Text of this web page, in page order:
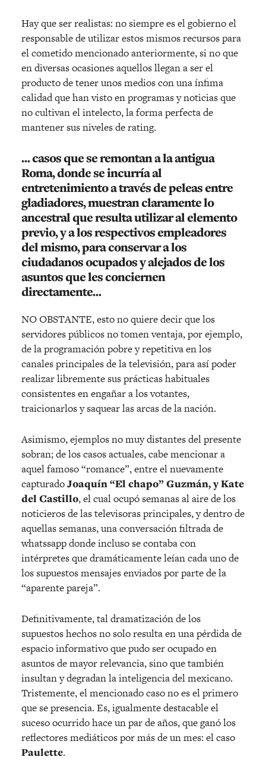
Hay que ser realistas: no siempre es el gobierno el
responsable de utilizar estos mismos recursos para
el cometido mencionado anteriormente, si no que
en diversas ocasiones aquellos llegan a ser el
producto de tener unos medios con una ínfima
calidad que han visto en programas y noticias que
no cultivan el intelecto, la forma perfecta de
mantener sus niveles de rating.
… casos que se remontan a la antigua
Roma, donde se incurría al
entretenimiento a través de peleas entre
gladiadores, muestran claramente lo
ancestral que resulta utilizar al elemento
previo, y a los respectivos empleadores
del mismo, para conservar a los
ciudadanos ocupados y alejados de los
asuntos que les conciernen
directamente…
NO OBSTANTE, esto no quiere decir que los
servidores públicos no tomen ventaja, por ejemplo,
de la programación pobre y repetitiva en los
canales principales de la televisión, para así poder
realizar libremente sus prácticas habituales
consistentes en engañar a los votantes,
traicionarlos y saquear las arcas de la nación.
Asimismo, ejemplos no muy distantes del presente
sobran; de los casos actuales, cabe mencionar a
aquel famoso “romance”, entre el nuevamente
capturadoJoaquín “El chapo” Guzmán, y Kate
del Castillo, el cual ocupó semanas al aire de los
noticieros de las televisoras principales, y dentro de
aquellas semanas, una conversación filtrada de
whatssapp donde incluso se contaba con
intérpretes que dramáticamente leían cada uno de
los supuestos mensajes enviados por parte de la
“aparente pareja”.
Definitivamente, tal dramatización de los
supuestos hechos no solo resulta en una pérdida de
espacio informativo que pudo ser ocupado en
asuntos de mayor relevancia, sino que también
insultan y degradan la inteligencia del mexicano.
Tristemente, el mencionado caso no es el primero
que se presencia. Es, igualmente destacable el
suceso ocurrido hace un par de años, que ganó los
reflectores mediáticos por más de un mes: el caso
Paulette.